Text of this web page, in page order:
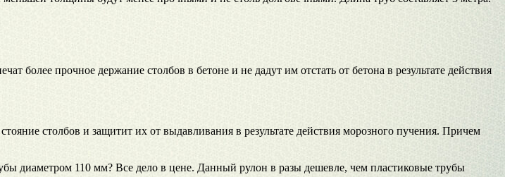
более прочное держание столбов в бетоне и не дадут им отстать от бетона в результате действия
столбов и защитит их от выдавливания в результате действия морозного пучения. Причем
диаметром 110 мм? Все дело в цене. Данный рулон в разы дешевле, чем пластиковые трубы